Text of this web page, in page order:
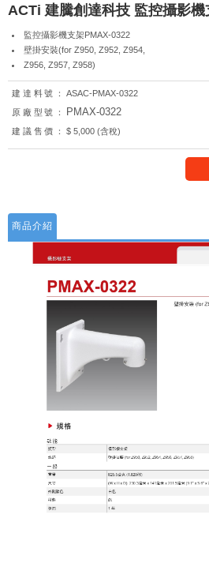
ACTi 建騰創達科技 監控攝影
監控攝影機支架PMAX-0322
壁掛安裝(for Z950, Z952, Z954,
Z956, Z957, Z958)
建達料號：
ASAC-PMAX-0322
原廠型號：
PMAX-0322
建議售價： $ 5,000 (含稅)
商品介紹